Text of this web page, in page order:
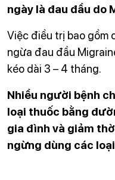
ngày là đau đầu do
Việc điều trị bao gồm
ngừa đau đầu
kéo dài 3 – 4 tháng.
Nhiều người bệnh
loại thuốc bằng
gia đình và giảm
ngừng dùng các